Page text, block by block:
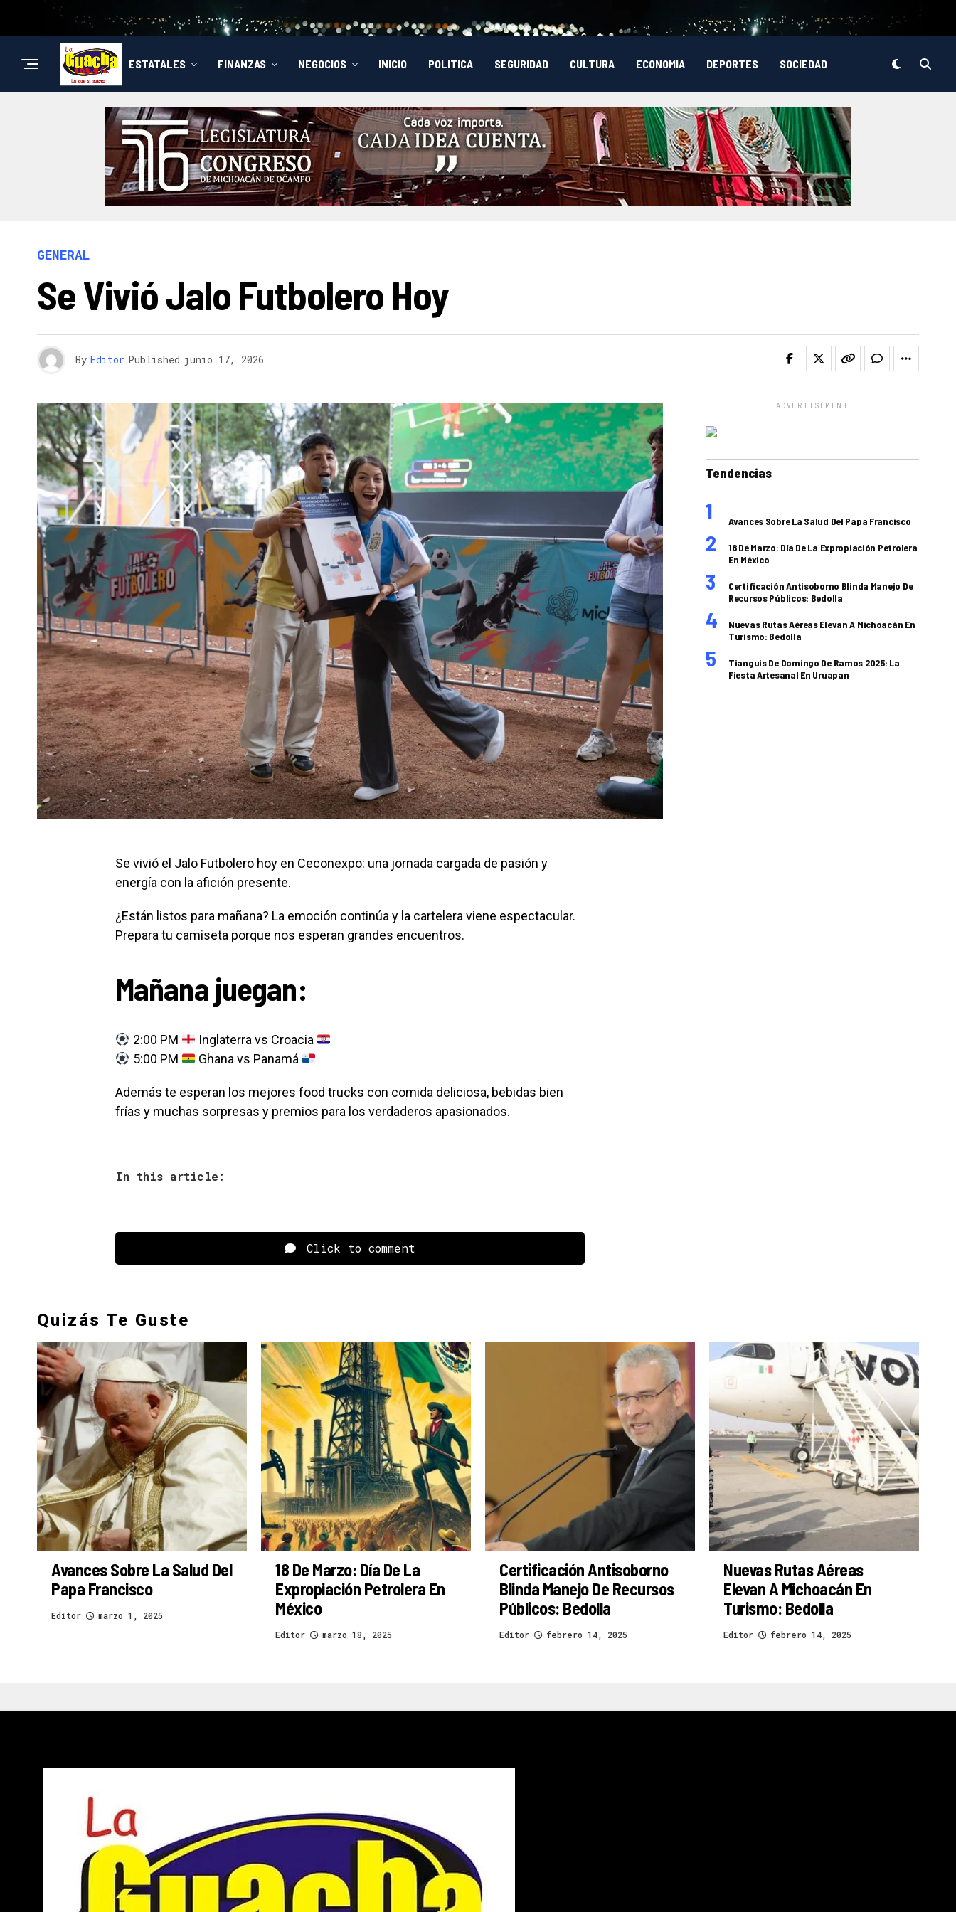
ESTATALES FINANZAS NEGOCIOS INICIO POLITICA SEGURIDAD CULTURA ECONOMIA DEPORTES SOCIEDAD
GENERAL
Se Vivió Jalo Futbolero Hoy
By Editor Published junio 17, 2026
Se vivió el Jalo Futbolero hoy en Ceconexpo: una jornada cargada de pasión y
energía con la afición presente.
¿Están listos para mañana? La emoción continúa y la cartelera viene espectacular.
Prepara tu camiseta porque nos esperan grandes encuentros.
Mañana juegan:
2:00 PM
Inglaterra vs Croacia
5:00 PM
Ghana vs Panamá
Además te esperan los mejores food trucks con comida deliciosa, bebidas bien
frías y muchas sorpresas y premios para los verdaderos apasionados.
In this article:
Click to comment
ADVERTISEMENT
Tendencias
Avances Sobre La Salud Del Papa Francisco
18 De Marzo: Día De La Expropiación Petrolera
En México
Certificación Antisoborno Blinda Manejo De
Recursos Públicos: Bedolla
Nuevas Rutas Aéreas Elevan A Michoacán En
Turismo: Bedolla
Tianguis De Domingo De Ramos 2025: La
Fiesta Artesanal En Uruapan
Quizás Te Guste
Avances Sobre La Salud Del
Papa Francisco
Editor marzo 1, 2025
18 De Marzo: Día De La
Expropiación Petrolera En
México
Editor marzo 18, 2025
Certificación Antisoborno
Blinda Manejo De Recursos
Públicos: Bedolla
Editor febrero 14, 2025
Nuevas Rutas Aéreas
Elevan A Michoacán En
Turismo: Bedolla
Editor febrero 14, 2025